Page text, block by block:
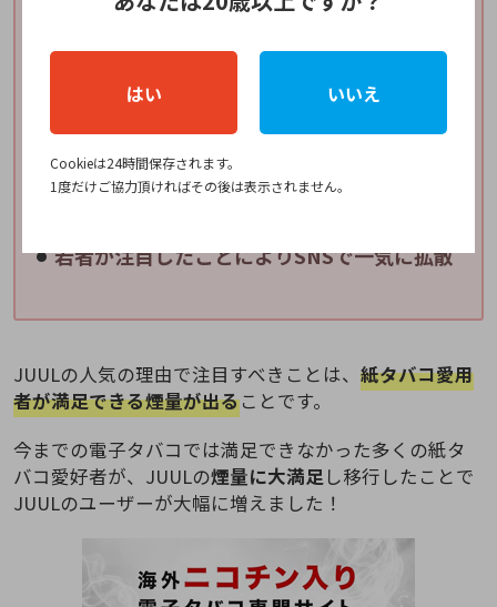
スリムかつコンパクトな本体デザインで使い
リキッド入りカートリッジなので自分で注入
しなくていい
若者が注目したことによりSNSで一気に拡散
JUULの人気の理由で注目すべきことは、 紙タバコ愛用
者が満足できる煙量が出ることです。
今までの電子タバコでは満足できなかった多くの紙タ
バコ愛好者が、JUULの煙量に大満足し移行したことで
JUULのユーザーが大幅に増えました！
はい いいえ
Cookieは24時間保存されます。
1度だけご協力頂ければその後は表示されません。